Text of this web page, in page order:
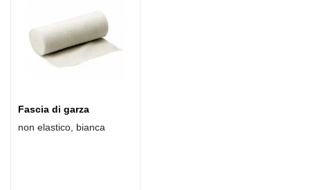
Fascia di garza
non elastico, bianca